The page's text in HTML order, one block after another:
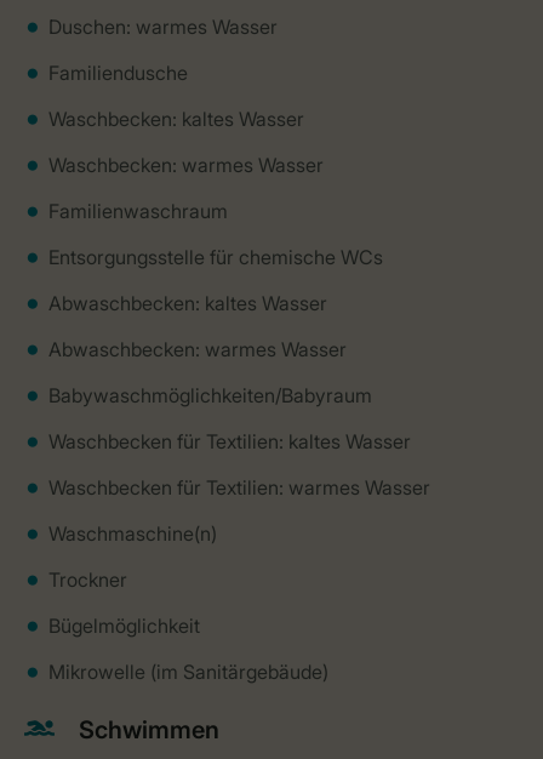
Duschen: warmes Wasser
Familiendusche
Waschbecken: kaltes Wasser
Waschbecken: warmes Wasser
Familienwaschraum
Entsorgungsstelle für chemische WCs
Abwaschbecken: kaltes Wasser
Abwaschbecken: warmes Wasser
Babywaschmöglichkeiten/Babyraum
Waschbecken für Textilien: kaltes Wasser
Waschbecken für Textilien: warmes Wasser
Waschmaschine(n)
Trockner
Bügelmöglichkeit
Mikrowelle (im Sanitärgebäude)
Schwimmen